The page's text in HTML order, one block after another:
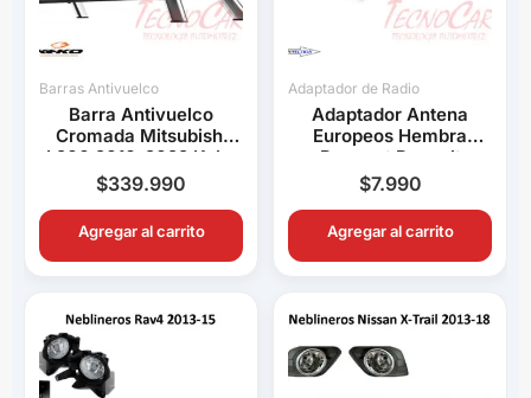
Barras Antivuelco
Barra Antivuelco
Cromada Mitsubishi
L200 2016-2022 Keko
K1 Decorativa Pick Up
$339.990
Agregar al carrito
Adaptador de Radio
Adaptador Antena
Europeos Hembra
Peugeot Renault
Volkswagen BMW Audi
Connection
$7.990
Agregar al carrito